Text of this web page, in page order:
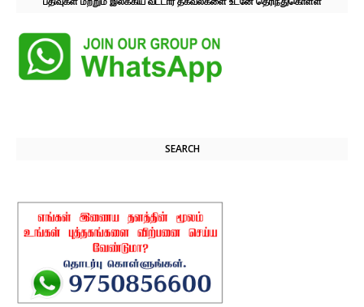
SEARCH